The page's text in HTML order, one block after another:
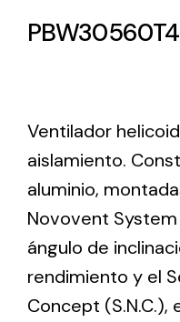
The incorporation of
meant a greater
Ventilador
aislamiento.
aluminio,
Novovent
ángulo de
rendimiento y el
Concept